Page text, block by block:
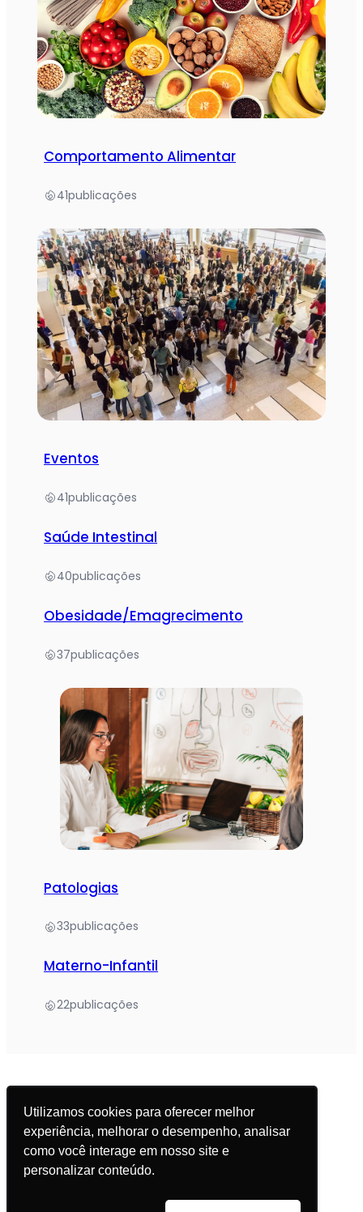
Utilizamos cookies para oferecer melhor
experiência, melhorar o desempenho, analisar
como você interage em nosso site e
personalizar conteúdo.
Comportamento Alimentar
41publicações
Eventos
41publicações
Saúde Intestinal
40publicações
Obesidade/Emagrecimento
37publicações
Patologias
33publicações
Materno-Infantil
22publicações
© 2025 Academia da Nutrição. Todos os direitos
reservados.